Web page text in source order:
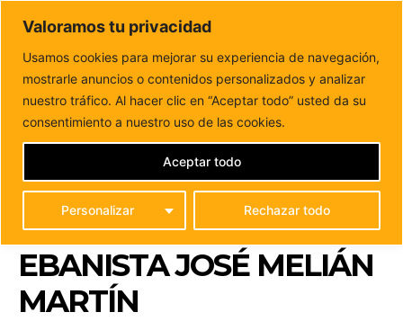
Valoramos tu privacidad
Usamos cookies para mejorar su experiencia de navegación,
mostrarle anuncios o contenidos personalizados y analizar
nuestro tráfico. Al hacer clic en “Aceptar todo” usted da su
consentimiento a nuestro uso de las cookies.
Personalizar Rechazar todo
Aceptar todo
DUNAS FM
Tu informacion de forma cercana
Inicio EVENTOS
El Cabildo presenta en Antigua el
inventario de la obra del maestro...
EL CABILDO PRESENTA
EN ANTIGUA EL
INVENTARIO DE LA
OBRA DEL MAESTRO
EBANISTA JOSÉ MELIÁN
MARTÍN